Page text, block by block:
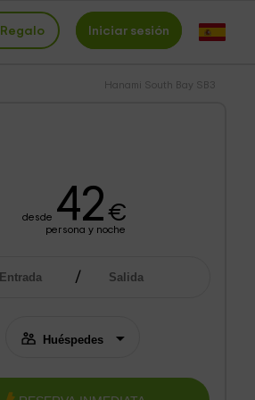
Iniciar sesión
Hanami South Bay SB3
desde 42€
persona y noche